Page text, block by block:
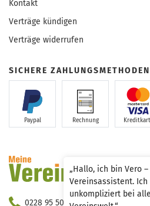
Kontakt
Verträge kündigen
Verträge widerrufen
SICHERE ZAHLUNGSMETHODEN
Paypal Rechnung
0228 95 50 290
„Hallo, ich bin Vero
Vereinsassistent.
unkompliziert bei